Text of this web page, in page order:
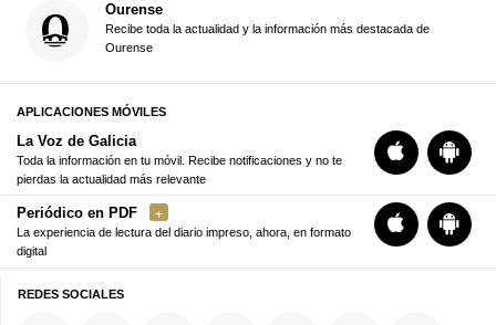
Ourense
Recibe toda la actualidad y la información más destacada de
Ourense
APLICACIONES MÓVILES
La Voz de Galicia
Toda la información en tu móvil. Recibe notificaciones y no te
pierdas la actualidad más relevante
Periódico en PDF
La experiencia de lectura del diario impreso, ahora, en formato
digital
REDES SOCIALES